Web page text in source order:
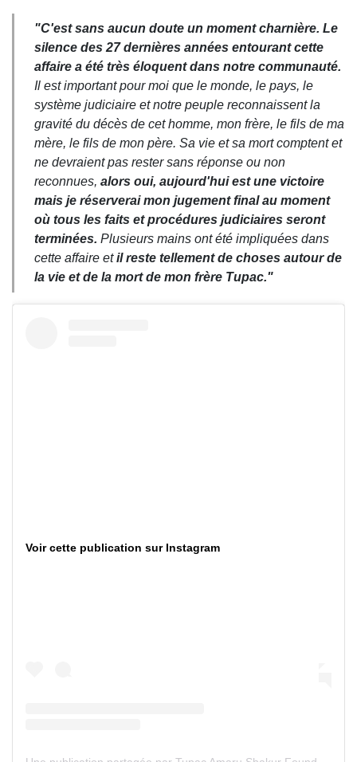
"C'est sans aucun doute un moment charnière. Le
silence des 27 dernières années entourant cette
affaire a été très éloquent dans notre communauté.
Il est important pour moi que le monde, le pays, le
système judiciaire et notre peuple reconnaissent la
gravité du décès de cet homme, mon frère, le fils de ma
mère, le fils de mon père. Sa vie et sa mort comptent et
ne devraient pas rester sans réponse ou non
reconnues, alors oui, aujourd'hui est une victoire
mais je réserverai mon jugement final au moment
où tous les faits et procédures judiciaires seront
terminées. Plusieurs mains ont été impliquées dans
cette affaire etil reste tellement de choses autour de
la vie et de la mort de mon frère Tupac."
Voir cette publication sur Instagram